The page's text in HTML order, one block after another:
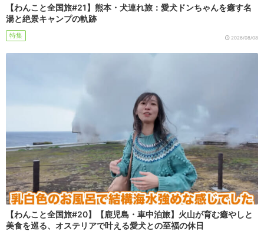
【わんこと全国旅#21】熊本・犬連れ旅：愛犬ドンちゃんを癒す名
湯と絶景キャンプの軌跡
特集 2026/08/08
【わんこと全国旅#20】【鹿児島・車中泊旅】火山が育む癒やしと
美食を巡る、オステリアで叶える愛犬との至福の休日